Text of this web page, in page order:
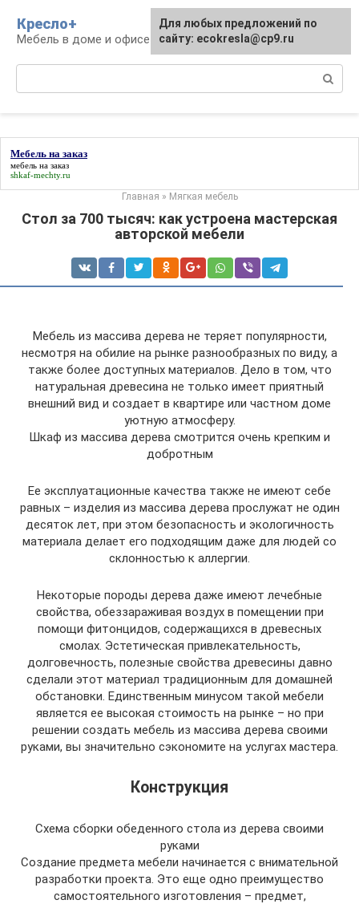
контенту
Кресло+
Мебель в доме и офисе
Мебель на заказ
мебель на заказ
shkaf-mechty.ru
Главная » Мягкая мебель
Стол за 700 тысяч: как устроена мастерская
авторской мебели
Мебель из массива дерева не теряет популярности,
несмотря на обилие на рынке разнообразных по виду, а
также более доступных материалов. Дело в том, что
натуральная древесина не только имеет приятный
внешний вид и создает в квартире или частном доме
уютную атмосферу.
Шкаф из массива дерева смотрится очень крепким и
добротным
Ее эксплуатационные качества также не имеют себе
равных – изделия из массива дерева прослужат не один
десяток лет, при этом безопасность и экологичность
материала делает его подходящим даже для людей со
склонностью к аллергии.
Некоторые породы дерева даже имеют лечебные
свойства, обеззараживая воздух в помещении при
помощи фитонцидов, содержащихся в древесных
смолах. Эстетическая привлекательность,
долговечность, полезные свойства древесины давно
сделали этот материал традиционным для домашней
обстановки. Единственным минусом такой мебели
является ее высокая стоимость на рынке – но при
решении создать мебель из массива дерева своими
руками, вы значительно сэкономите на услугах мастера.
Конструкция
Схема сборки обеденного стола из дерева своими
руками
Создание предмета мебели начинается с внимательной
разработки проекта. Это еще одно преимущество
самостоятельного изготовления – предмет,
Для любых предложений по
сайту: ecokresla@cp9.ru